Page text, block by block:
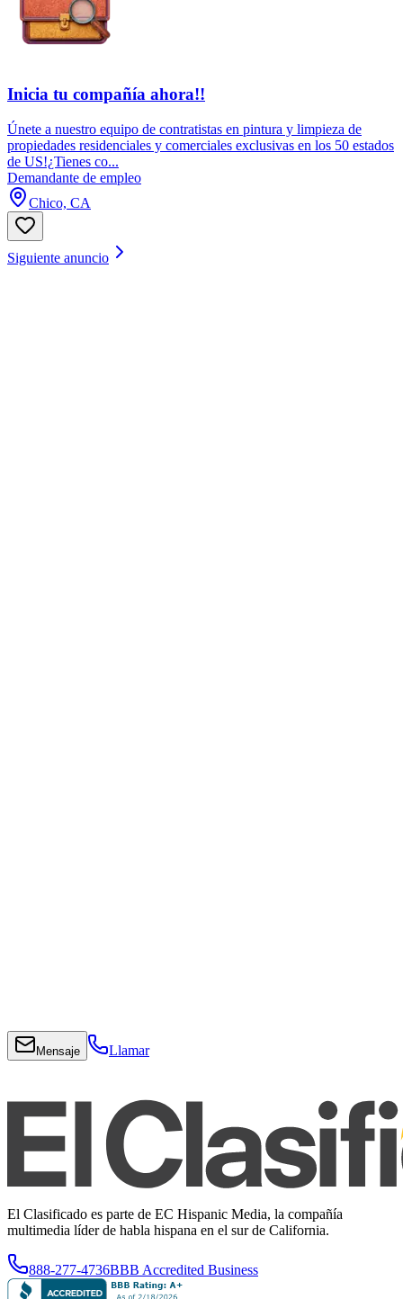
Inicia tu compañía ahora!!
Únete a nuestro equipo de contratistas en pintura y limpieza de
propiedades residenciales y comerciales exclusivas en los 50 estados
de US!¿Tienes co...
Demandante de empleo
Chico, CA
Siguiente anuncio
Mensaje Llamar
El Clasificado es parte de EC Hispanic Media, la compañía
multimedia líder de habla hispana en el sur de California.
888-277-4736BBB Accredited Business